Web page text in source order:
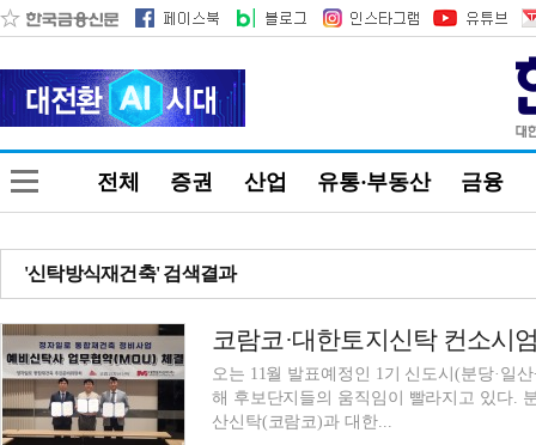
전체 증권 산업 유통·부동산 금융
'신탁방식재건축' 검색결과
오는 11월 발표예정인 1기 신도시(분당·일
해 후보단지들의 움직임이 빨라지고 있다. 분당 정자일로통합재건축추진위원회는 코람코자
산신탁(코람코)과 대한...